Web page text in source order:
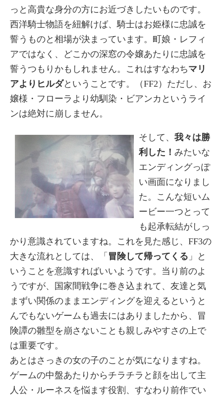
っと高貴な身分の方にお近づきしたいものです。
西洋騎士物語を紐解けば、騎士はお姫様に忠誠を
誓うものと相場が決まっています。町娘・レフィ
アではなく、どこかの深窓の令嬢あたりに忠誠を
誓うつもりかもしれません。これはすなわちマリ
アよりヒルダということです。（FF2）ただし、お
嬢様・フローラより幼馴染・ビアンカというライ
ンは絶対に崩しません。
そして、 我々は勝
利した！ みたいな
エンディングっぽ
い画面になりまし
た。こんな短いム
ービー一つとって
も起承転結がしっ
かり意識されていますね。これを見た感じ、FF3の
大きな流れとしては、「 冒険して帰ってくる 」と
いうことを意識すればいいようです。当り前のよ
うですが、国家間戦争に巻き込まれて、友達と気
まずい関係のままエンディングを迎えるというと
んでもないゲームも過去にはありましたから、冒
険譚の雛型を崩さないことも親しみやすさの上で
は重要です。
あとはさっきの女の子のことが気になりますね。
ゲームの中盤あたりからチラチラと顔を出して主
人公・ルーネスを悩ます役割、すなわり前作でい